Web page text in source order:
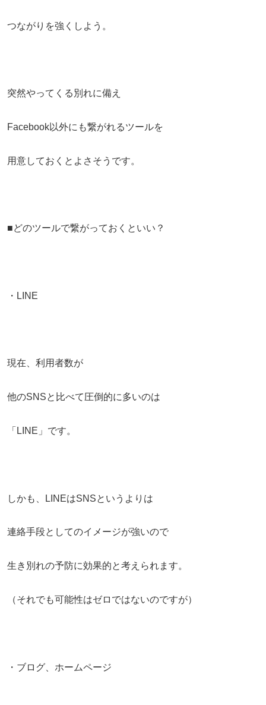
つながりを強くしよう。
突然やってくる別れに備え
Facebook以外にも繋がれるツールを
用意しておくとよさそうです。
■どのツールで繋がっておくといい？
・LINE
現在、利用者数が
他のSNSと比べて圧倒的に多いのは
「LINE」です。
しかも、LINEはSNSというよりは
連絡手段としてのイメージが強いので
生き別れの予防に効果的と考えられます。
（それでも可能性はゼロではないのですが）
・ブログ、ホームページ